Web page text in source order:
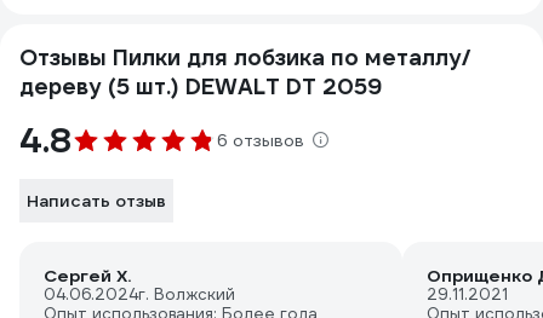
Отзывы Пилки для лобзика по металлу/
дереву (5 шт.) DEWALT DT 2059
4.8 6 отзывов
Написать отзыв
Сергей Х.
04.06.2024г. Волжский
Опыт использования: Более года
29.11.2021
Опыт